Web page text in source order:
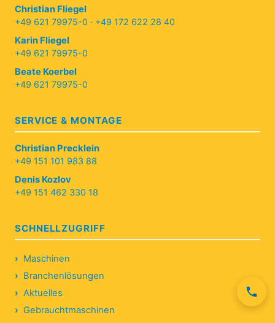
Christian Fliegel
+49 621 79975-0 · +49 172 622 28 40
Karin Fliegel
+49 621 79975-0
Beate Koerbel
+49 621 79975-0
SERVICE & MONTAGE
Christian Precklein
+49 151 101 983 88
Denis Kozlov
+49 151 462 330 18
SCHNELLZUGRIFF
Maschinen
Branchenlösungen
Aktuelles
Gebrauchtmaschinen